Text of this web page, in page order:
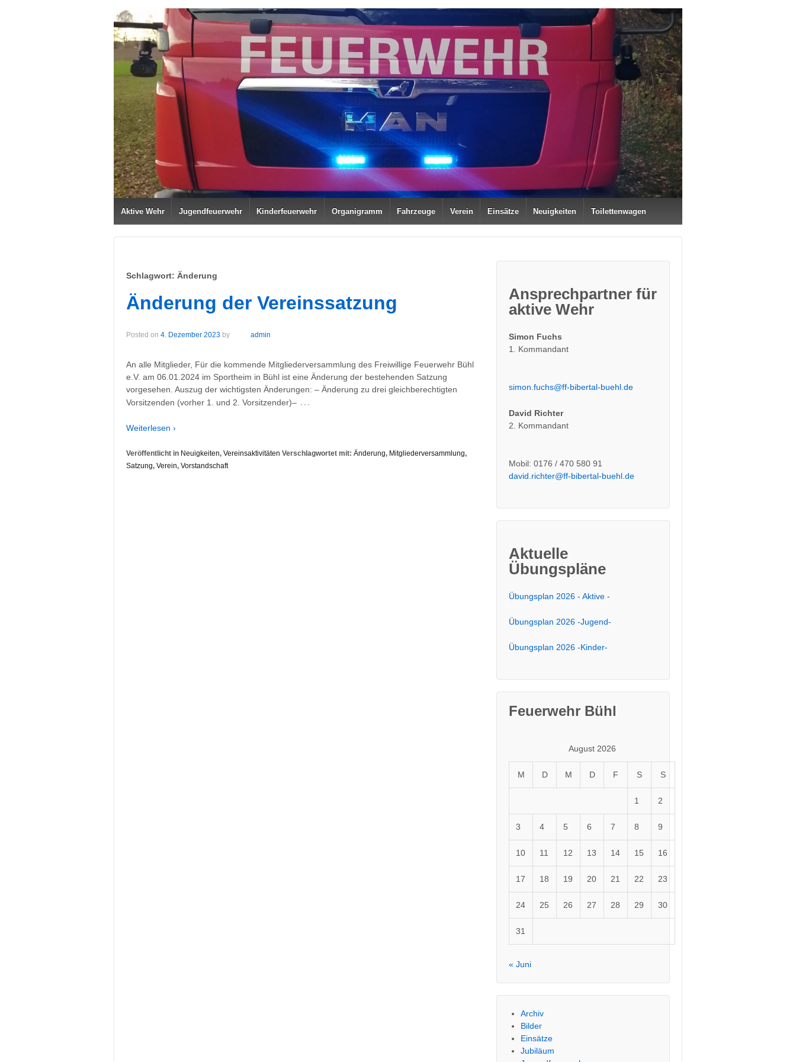
Aktive Wehr Jugendfeuerwehr Kinderfeuerwehr Organigramm Fahrzeuge Verein Einsätze Neuigkeiten Toilettenwagen
Schlagwort: Änderung
Änderung der Vereinssatzung
Posted on 4. Dezember 2023 by admin
An alle Mitglieder, Für die kommende Mitgliederversammlung des Freiwillige Feuerwehr Bühl
e.V. am 06.01.2024 im Sportheim in Bühl ist eine Änderung der bestehenden Satzung
vorgesehen. Auszug der wichtigsten Änderungen: – Änderung zu drei gleichberechtigten
Vorsitzenden (vorher 1. und 2. Vorsitzender)– …
Weiterlesen ›
Veröffentlicht in Neuigkeiten, Vereinsaktivitäten Verschlagwortet mit: Änderung, Mitgliederversammlung,
Satzung, Verein, Vorstandschaft
Ansprechpartner für
aktive Wehr
Simon Fuchs
1. Kommandant
simon.fuchs@ff-bibertal-buehl.de
David Richter
2. Kommandant
Mobil: 0176 / 470 580 91
david.richter@ff-bibertal-buehl.de
Aktuelle
Übungspläne
Übungsplan 2026 - Aktive -
Übungsplan 2026 -Jugend-
Übungsplan 2026 -Kinder-
Feuerwehr Bühl
August 2026
M D M D F S S
1 2
3 4 5 6 7 8 9
10 11 12 13 14 15 16
17 18 19 20 21 22 23
24 25 26 27 28 29 30
31
« Juni
Archiv
Bilder
Einsätze
Jubiläum